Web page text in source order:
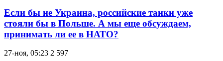
Если бы не Украина, российские танки уже
стояли бы в Польше. А мы еще обсуждаем,
принимать ли ее в НАТО?
27-ноя, 05:23 2 597